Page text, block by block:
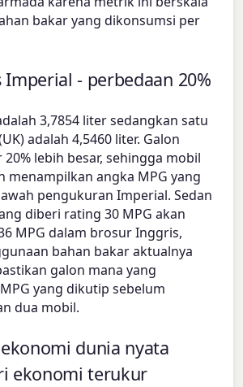
bakar yang dikonsumsi per
Imperial - perbedaan 20%
3,7854 liter sedangkan satu
adalah 4,5460 liter. Galon
lebih besar, sehingga mobil
menampilkan angka MPG yang
pengukuran Imperial. Sedan
diberi rating 30 MPG akan
MPG dalam brosur Inggris,
bahan bakar aktualnya
galon mana yang
yang dikutip sebelum
dua mobil.
dunia nyata
ekonomi terukur